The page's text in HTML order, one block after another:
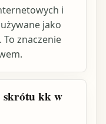
i
jako
To znaczenie
skrótu kk w